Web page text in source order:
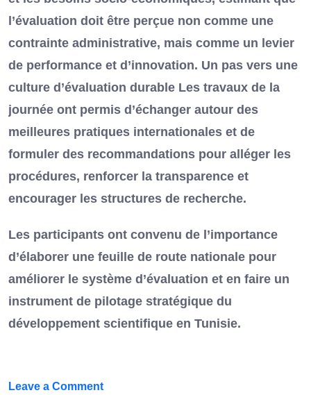
l’évaluation doit être perçue non comme une
contrainte administrative, mais comme un levier
de performance et d’innovation. Un pas vers une
culture d’évaluation durable Les travaux de la
journée ont permis d’échanger autour des
meilleures pratiques internationales et de
formuler des recommandations pour alléger les
procédures, renforcer la transparence et
encourager les structures de recherche.
Les participants ont convenu de l’importance
d’élaborer une feuille de route nationale pour
améliorer le système d’évaluation et en faire un
instrument de pilotage stratégique du
développement scientifique en Tunisie.
Leave a Commenton